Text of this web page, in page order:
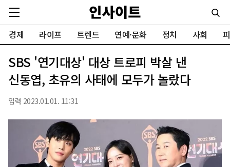
경제 라이프 트렌드 연예·문화 정치 사회
SBS '연기대상' 대상 트로피 박살 낸
신동엽, 초유의 사태에 모두가 놀랐다
입력 2023.01.01. 11:31